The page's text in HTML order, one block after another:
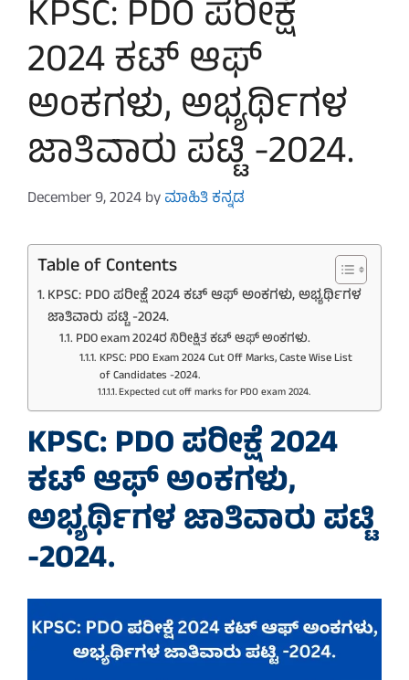
KPSC: PDO ಪರೀಕ್ಷೆ
2024 ಕಟ್ ಆಫ್
ಅಂಕಗಳು, ಅಭ್ಯರ್ಥಿಗಳ
ಜಾತಿವಾರು ಪಟ್ಟಿ -2024.
December 9, 2024byಮಾಹಿತಿ ಕನ್ನಡ
Table of Contents
KPSC: PDO ಪರೀಕ್ಷೆ 2024 ಕಟ್ ಆಫ್ ಅಂಕಗಳು, ಅಭ್ಯರ್ಥಿಗಳ
ಜಾತಿವಾರು ಪಟ್ಟಿ -2024.
PDO exam 2024ರ ನಿರೀಕ್ಷಿತ ಕಟ್ ಆಫ್ ಅಂಕಗಳು.
KPSC: PDO Exam 2024 Cut Off Marks, Caste Wise List
of Candidates -2024.
Expected cut off marks for PDO exam 2024.
KPSC: PDO ಪರೀಕ್ಷೆ 2024
ಕಟ್ ಆಫ್ ಅಂಕಗಳು,
ಅಭ್ಯರ್ಥಿಗಳ ಜಾತಿವಾರು ಪಟ್ಟಿ
-2024.